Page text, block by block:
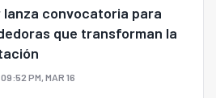
lanza convocatoria para
que transforman la
09:52 PM, MAR 16